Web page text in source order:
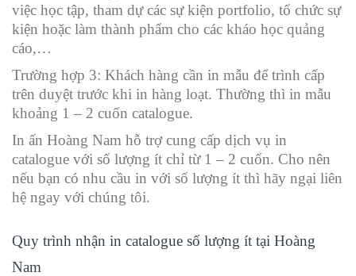
việc học tập, tham dự các sự kiện portfolio, tổ chức sự
kiện hoặc làm thành phẩm cho các kháo học quảng
cáo,…
Trường hợp 3: Khách hàng cần in mẫu để trình cấp
trên duyệt trước khi in hàng loạt. Thường thì in mẫu
khoảng 1 – 2 cuốn catalogue.
In ấn Hoàng Nam hỗ trợ cung cấp dịch vụ in
catalogue với số lượng ít chỉ từ 1 – 2 cuốn. Cho nên
nếu bạn có nhu cầu in với số lượng ít thì hãy ngại liên
hệ ngay với chúng tôi.
Quy trình nhận in catalogue số lượng ít tại Hoàng
Nam